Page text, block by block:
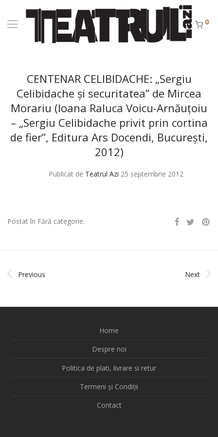
0
CENTENAR CELIBIDACHE: „Sergiu
Celibidache şi securitatea” de Mircea
Morariu (Ioana Raluca Voicu-Arnăuţoiu
– „Sergiu Celibidache privit prin cortina
de fier”, Editura Ars Docendi, Bucureşti,
2012)
Publicat de Teatrul Azi 25 septembrie 2012
Postat în Fără categorie.
Previous Next
Home
Despre noi
Politica de plati, livrare si retur
Termeni și Condiții
Contact